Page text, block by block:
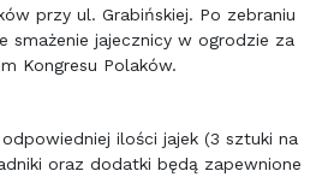
przy ul. Grabińskiej. Po zebraniu
smażenie jajecznicy w ogrodzie za
Kongresu Polaków.
ilości jajek (3 sztuki na
oraz dodatki będą zapewnione